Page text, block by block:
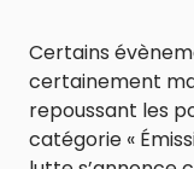
Certains
certainement
repoussant les
catégorie «